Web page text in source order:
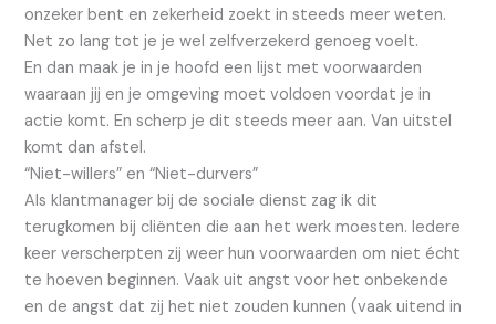
onzeker bent en zekerheid zoekt in steeds meer weten.
Net zo lang tot je je wel zelfverzekerd genoeg voelt.
En dan maak je in je hoofd een lijst met voorwaarden
waaraan jij en je omgeving moet voldoen voordat je in
actie komt. En scherp je dit steeds meer aan. Van uitstel
komt dan afstel.
“Niet-willers” en “Niet-durvers”
Als klantmanager bij de sociale dienst zag ik dit
terugkomen bij cliënten die aan het werk moesten. Iedere
keer verscherpten zij weer hun voorwaarden om niet écht
te hoeven beginnen. Vaak uit angst voor het onbekende
en de angst dat zij het niet zouden kunnen (vaak uitend in